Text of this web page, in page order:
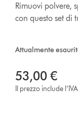
Rimuovi polvere,
con questo set di
Attualmente
53,00 €
Il prezzo include l’IVA